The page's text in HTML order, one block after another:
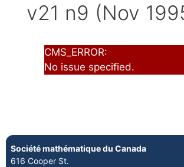
v21 n9 (Nov
CMS_ERROR:
No issue specified.
Société mathématique du Canada
616 Cooper St.